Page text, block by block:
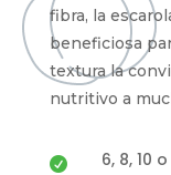
fibra, la
beneficiosa
textura la
nutritivo a

6, 8, 10